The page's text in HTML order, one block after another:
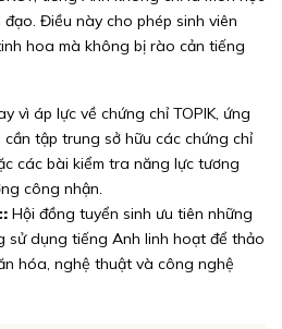
Điều này cho phép sinh viên
hoa mà không bị rào cản tiếng
vì áp lực về chứng chỉ TOPIK, ứng
tập trung sở hữu các chứng chỉ
các bài kiểm tra năng lực tương
công nhận.
Hội đồng tuyển sinh ưu tiên những
sử dụng tiếng Anh linh hoạt để thảo
hóa, nghệ thuật và công nghệ